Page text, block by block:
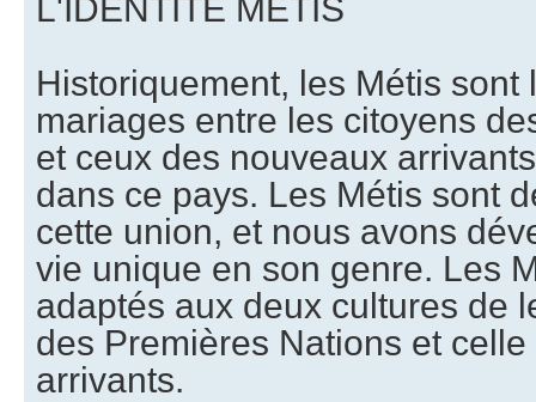
L'IDENTITÉ MÉTIS
Historiquement, les Métis sont
mariages entre les citoyens
et ceux des nouveaux
dans ce pays. Les Métis sont
cette union, et nous avons
vie unique en son genre. Les
adaptés aux deux cultures de
des Premières Nations et
arrivants.